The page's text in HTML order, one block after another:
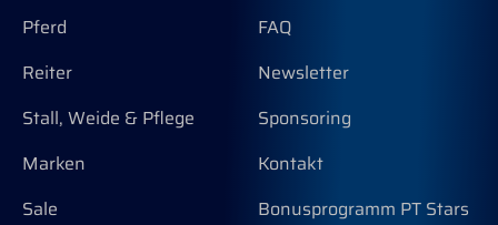
Pferd
Reiter
Stall, Weide & Pflege
Marken
Sale
FAQ
Newsletter
Sponsoring
Kontakt
Bonusprogramm PT Stars